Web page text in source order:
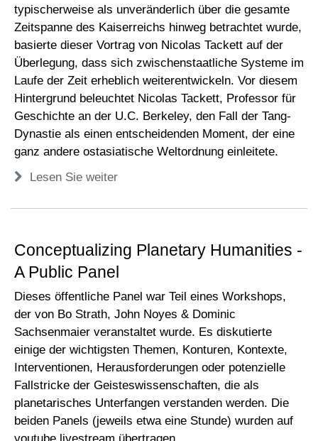
typischerweise als unveränderlich über die gesamte
Zeitspanne des Kaiserreichs hinweg betrachtet wurde,
basierte dieser Vortrag von Nicolas Tackett auf der
Überlegung, dass sich zwischenstaatliche Systeme im
Laufe der Zeit erheblich weiterentwickeln. Vor diesem
Hintergrund beleuchtet Nicolas Tackett, Professor für
Geschichte an der U.C. Berkeley, den Fall der Tang-
Dynastie als einen entscheidenden Moment, der eine
ganz andere ostasiatische Weltordnung einleitete.
Lesen Sie weiter
Conceptualizing Planetary Humanities -
A Public Panel
Dieses öffentliche Panel war Teil eines Workshops,
der von Bo Strath, John Noyes & Dominic
Sachsenmaier veranstaltet wurde. Es diskutierte
einige der wichtigsten Themen, Konturen, Kontexte,
Interventionen, Herausforderungen oder potenzielle
Fallstricke der Geisteswissenschaften, die als
planetarisches Unterfangen verstanden werden. Die
beiden Panels (jeweils etwa eine Stunde) wurden auf
youtube livestream übertragen.